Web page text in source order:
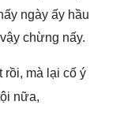
ngày ấy hầu
chừng nấy.
rồi, mà lại cố ý
nữa,